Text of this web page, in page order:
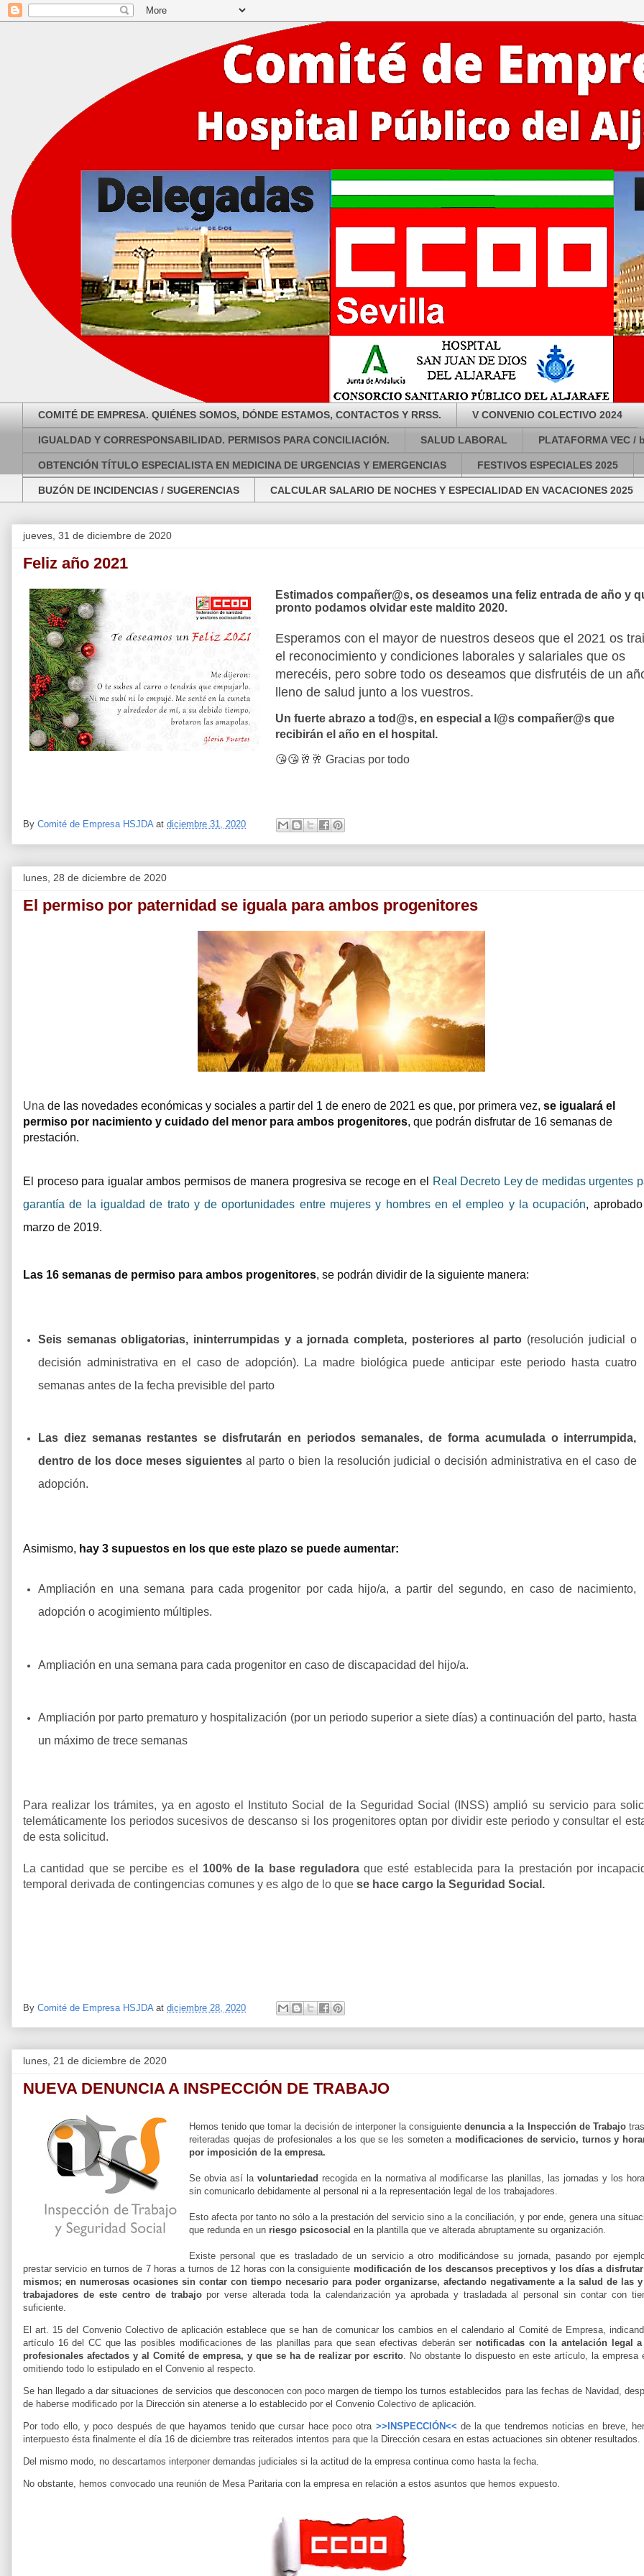
COMITÉ DE EMPRESA. QUIÉNES SOMOS, DÓNDE ESTAMOS, CONTACTOS Y RRSS. V CONVENIO COLECTIVO 2024
IGUALDAD Y CORRESPONSABILIDAD. PERMISOS PARA CONCILIACIÓN. SALUD LABORAL PLATAFORMA VEC /
OBTENCIÓN TÍTULO ESPECIALISTA EN MEDICINA DE URGENCIAS Y EMERGENCIAS FESTIVOS ESPECIALES 2025
BUZÓN DE INCIDENCIAS / SUGERENCIAS CALCULAR SALARIO DE NOCHES Y ESPECIALIDAD EN VACACIONES 2025
jueves, 31 de diciembre de 2020
Feliz año 2021
Estimados compañer@s, os deseamos una feliz entrada de año y
pronto podamos olvidar este maldito 2020.
Esperamos con el mayor de nuestros deseos que el 2021 os
el reconocimiento y condiciones laborales y salariales que os
merecéis, pero sobre todo os deseamos que disfrutéis de un
lleno de salud junto a los vuestros.
Un fuerte abrazo a tod@s, en especial a l@s compañer@s que
recibirán el año en el hospital.
😘😘🥂🥂 Gracias por todo
By Comité de Empresa HSJDA at diciembre 31, 2020
lunes, 28 de diciembre de 2020
El permiso por paternidad se iguala para ambos progenitores
Una de las novedades económicas y sociales a partir del 1 de enero de 2021 es que, por primera vez, se igualará el
permiso por nacimiento y cuidado del menor para ambos progenitores, que podrán disfrutar de 16 semanas de
prestación.
El proceso para igualar ambos permisos de manera progresiva se recoge en el
Real Decreto Ley de medidas urgentes
garantía de la igualdad de trato y de oportunidades entre mujeres y hombres en el empleo y la ocupación,
marzo de 2019.
Las 16 semanas de permiso para ambos progenitores, se podrán dividir de la siguiente manera:
Seis semanas obligatorias, ininterrumpidas y a jornada completa, posteriores al parto (resolución judicial o
decisión administrativa en el caso de adopción). La madre biológica puede anticipar este periodo hasta cuatro
semanas antes de la fecha previsible del parto
Las diez semanas restantes se disfrutarán en periodos semanales, de forma acumulada o interrumpida,
dentro de los doce meses siguientesal parto o bien la resolución judicial o decisión administrativa en el caso de
adopción.
Asimismo, hay 3 supuestos en los que este plazo se puede aumentar:
Ampliación en una semana para cada progenitor por cada hijo/a, a partir del segundo, en caso de nacimiento,
adopción o acogimiento múltiples.
Ampliación en una semana para cada progenitor en caso de discapacidad del hijo/a.
Ampliación por parto prematuro y hospitalización (por un periodo superior a siete días) a continuación del parto, hasta
un máximo de trece semanas
Para realizar los trámites, ya en agosto el Instituto Social de la Seguridad Social (INSS) amplió su servicio para
telemáticamente los periodos sucesivos de descanso si los progenitores optan por dividir este periodo y consultar el
de esta solicitud.
La cantidad que se percibe es el 100% de la base reguladoraque esté establecida para la prestación por
temporal derivada de contingencias comunes y es algo de lo que se hace cargo la Seguridad Social.
By Comité de Empresa HSJDA at diciembre 28, 2020
lunes, 21 de diciembre de 2020
NUEVA DENUNCIA A INSPECCIÓN DE TRABAJO
Hemos tenido que tomar la decisión de interponer la consiguientedenuncia a la Inspección de Trabajo
reiteradas quejas de profesionales a los que se les someten a modificaciones de servicio, turnos y
por imposición de la empresa.
Se obvia así la voluntariedad recogida en la normativa al modificarse las planillas, las jornadas y los
sin comunicarlo debidamente al personal ni a la representación legal de los trabajadores.
Esto afecta por tanto no sólo a la prestación del servicio sino a la conciliación, y por ende, genera una
que redunda en un riesgo psicosocial en la plantilla que ve alterada abruptamente su organización.
Existe personal que es trasladado de un servicio a otro modificándose su jornada, pasando por
prestar servicio en turnos de 7 horas a turnos de 12 horas con la consiguiente modificación de los descansos preceptivos y los días a
mismos; en numerosas ocasiones sin contar con tiempo necesario para poder organizarse, afectando negativamente a la salud de las
trabajadores de este centro de trabajopor verse alterada toda la calendarización ya aprobada y trasladada al personal sin contar con
suficiente.
El art. 15 del Convenio Colectivo de aplicación establece que se han de comunicar los cambios en el calendario al Comité de Empresa,
artículo 16 del CC que las posibles modificaciones de las planillas para que sean efectivas deberán ser notificadas con la antelación legal
profesionales afectados y al Comité de empresa, y que se ha de realizar por escrito. No obstante lo dispuesto en este artículo, la empresa
omitiendo todo lo estipulado en el Convenio al respecto.
Se han llegado a dar situaciones de servicios que desconocen con poco margen de tiempo los turnos establecidos para las fechas de Navidad,
de haberse modificado por la Dirección sin atenerse a lo establecido por el Convenio Colectivo de aplicación.
Por todo ello, y poco después de que hayamos tenido que cursar hace poco otra >>INSPECCIÓN<< de la que tendremos noticias en breve,
interpuesto ésta finalmente el día 16 de diciembre tras reiterados intentos para que la Dirección cesara en estas actuaciones sin obtener resultados.
Del mismo modo, no descartamos interponer demandas judiciales si la actitud de la empresa continua como hasta la fecha.
No obstante, hemos convocado una reunión de Mesa Paritaria con la empresa en relación a estos asuntos que hemos expuesto.